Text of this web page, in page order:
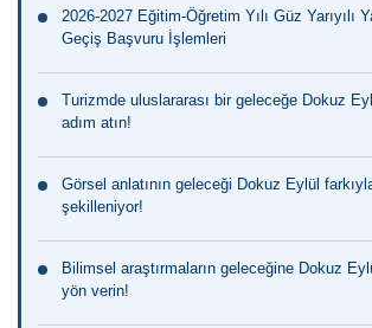
2026-2027 Eğitim-Öğretim Yılı Güz Yarıyılı
Geçiş Başvuru İşlemleri
Turizmde uluslararası bir geleceğe Dokuz
adım atın!
Görsel anlatının geleceği Dokuz Eylül
şekilleniyor!
Bilimsel araştırmaların geleceğine Dokuz
yön verin!